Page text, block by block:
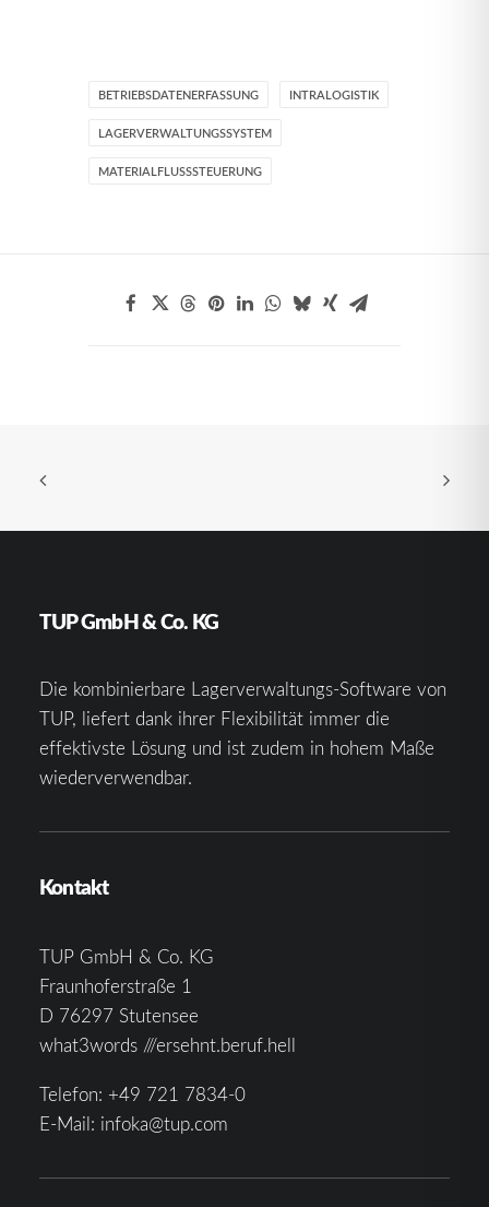
BETRIEBSDATENERFASSUNG INTRALOGISTIK
LAGERVERWALTUNGSSYSTEM
MATERIALFLUSSSTEUERUNG
TUP GmbH & Co. KG
Die kombinierbare Lagerverwaltungs-Software von
TUP, liefert dank ihrer Flexibilität immer die
effektivste Lösung und ist zudem in hohem Maße
wiederverwendbar.
Kontakt
TUP GmbH & Co. KG
Fraunhoferstraße 1
D 76297 Stutensee
what3words ///ersehnt.beruf.hell
Telefon: +49 721 7834-0
E-Mail: infoka@tup.com